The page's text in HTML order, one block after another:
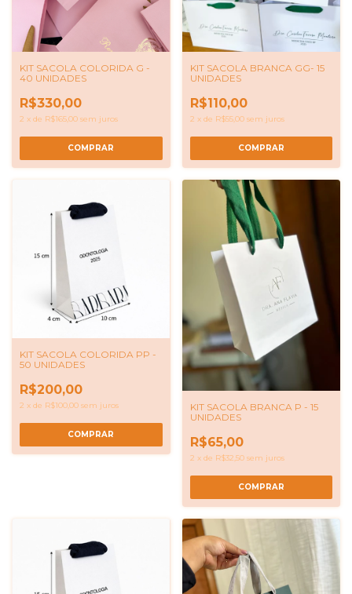
KIT SACOLA COLORIDA G -
40 UNIDADES
R$330,00
2 x de R$165,00 sem juros
COMPRAR
KIT SACOLA BRANCA GG- 15
UNIDADES
R$110,00
2 x de R$55,00 sem juros
COMPRAR
KIT SACOLA COLORIDA PP -
50 UNIDADES
R$200,00
2 x de R$100,00 sem juros
KIT SACOLA BRANCA P - 15
UNIDADES
R$65,00
2 x de R$32,50 sem juros
COMPRAR